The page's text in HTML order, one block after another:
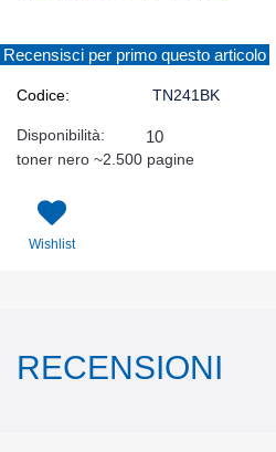
Recensisci per primo questo articolo
Codice: TN241BK
Disponibilità: 10
toner nero ~2.500 pagine
Wishlist
RECENSIONI